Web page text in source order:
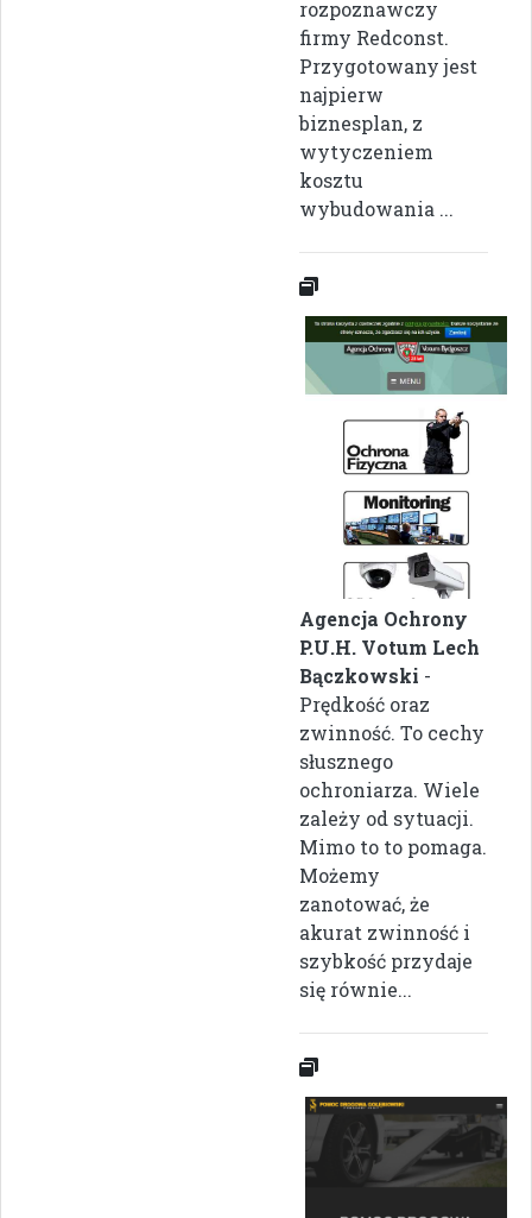
rozpoznawczy
firmy Redconst.
Przygotowany jest
najpierw
biznesplan, z
wytyczeniem
kosztu
wybudowania ...
Agencja Ochrony
P.U.H. Votum Lech
Bączkowski -
Prędkość oraz
zwinność. To cechy
słusznego
ochroniarza. Wiele
zależy od sytuacji.
Mimo to to pomaga.
Możemy
zanotować, że
akurat zwinność i
szybkość przydaje
się równie...